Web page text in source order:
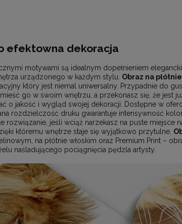
efektowna dekoracja
motywami są idealnym dopełnieniem
urządzonego w każdym stylu. Obraz na płótnie
który jest niemal uniwersalny. Przypadnie do
go w swoim wnętrzu, a przekonasz się, że jest
o jakość i wygląd swojej dekoracji. Dostępne w
rozdzielczość druku gwarantuje intensywność
jeśli wciąż narzekasz na puste miejsce
któremu wnętrze staje się wyjątkowo przytulne.
na płótnie włoskim oraz Premium Print –
naśladującego pociągnięcia pędzla artysty.